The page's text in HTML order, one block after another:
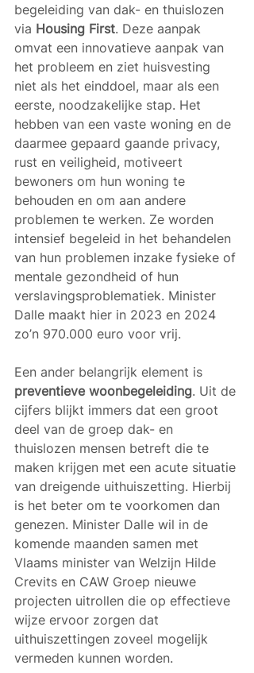
begeleiding van dak- en thuislozen
via Housing First. Deze aanpak
omvat een innovatieve aanpak van
het probleem en ziet huisvesting
niet als het einddoel, maar als een
eerste, noodzakelijke stap. Het
hebben van een vaste woning en de
daarmee gepaard gaande privacy,
rust en veiligheid, motiveert
bewoners om hun woning te
behouden en om aan andere
problemen te werken. Ze worden
intensief begeleid in het behandelen
van hun problemen inzake fysieke of
mentale gezondheid of hun
verslavingsproblematiek. Minister
Dalle maakt hier in 2023 en 2024
zo’n 970.000 euro voor vrij.
Een ander belangrijk element is
preventieve woonbegeleiding. Uit de
cijfers blijkt immers dat een groot
deel van de groep dak- en
thuislozen mensen betreft die te
maken krijgen met een acute situatie
van dreigende uithuiszetting. Hierbij
is het beter om te voorkomen dan
genezen. Minister Dalle wil in de
komende maanden samen met
Vlaams minister van Welzijn Hilde
Crevits en CAW Groep nieuwe
projecten uitrollen die op effectieve
wijze ervoor zorgen dat
uithuiszettingen zoveel mogelijk
vermeden kunnen worden.